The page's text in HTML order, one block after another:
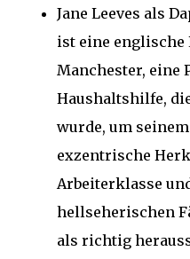
Jane Leeves als
ist eine englische
Manchester, eine
Haushaltshilfe,
wurde, um
exzentrische
Arbeiterklasse
hellseherischen
als richtig